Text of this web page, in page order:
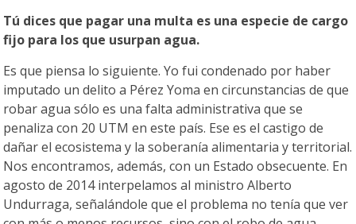
Tú dices que pagar una multa es una especie de cargo
fijo para los que usurpan agua.
Es que piensa lo siguiente. Yo fui condenado por haber
imputado un delito a Pérez Yoma en circunstancias de que
robar agua sólo es una falta administrativa que se
penaliza con 20 UTM en este país. Ese es el castigo de
dañar el ecosistema y la soberanía alimentaria y territorial.
Nos encontramos, además, con un Estado obsecuente. En
agosto de 2014 interpelamos al ministro Alberto
Undurraga, señalándole que el problema no tenía que ver